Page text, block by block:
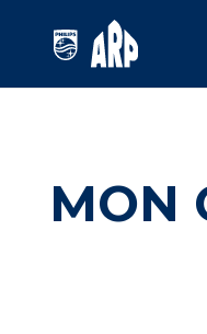
MON